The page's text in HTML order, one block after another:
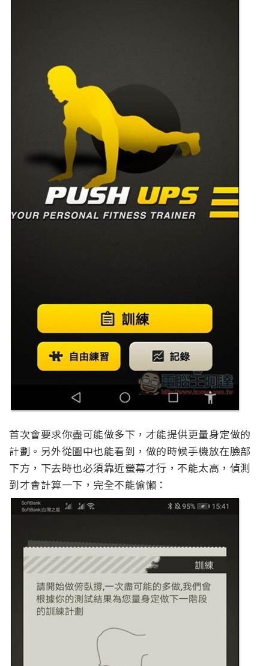
首次會要求你盡可能做多下，才能提供更量身定做的
計劃。另外從圖中也能看到，做的時候手機放在臉部
下方，下去時也必須靠近螢幕才行，不能太高，偵測
到才會計算一下，完全不能偷懶：